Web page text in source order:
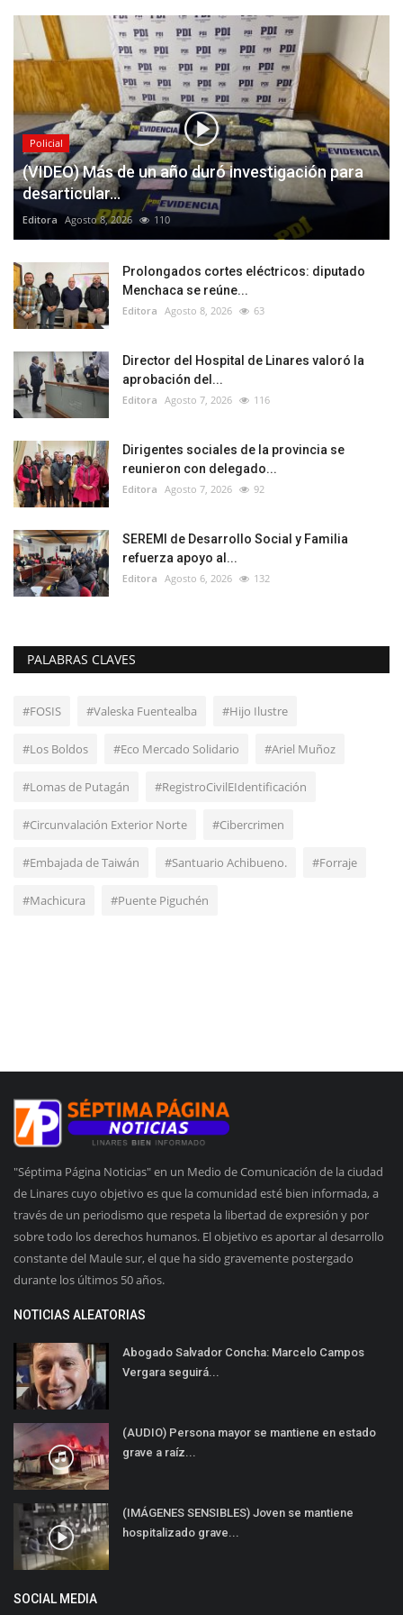
Policial
(VIDEO) Más de un año duró investigación para
desarticular...
Editora Agosto 8, 2026 110
Prolongados cortes eléctricos: diputado
Menchaca se reúne...
Editora Agosto 8, 2026 63
Director del Hospital de Linares valoró la
aprobación del...
Editora Agosto 7, 2026 116
Dirigentes sociales de la provincia se
reunieron con delegado...
Editora Agosto 7, 2026 92
SEREMI de Desarrollo Social y Familia
refuerza apoyo al...
Editora Agosto 6, 2026 132
PALABRAS CLAVES
#FOSIS #Valeska Fuentealba #Hijo Ilustre
#Los Boldos #Eco Mercado Solidario #Ariel Muñoz
#Lomas de Putagán #RegistroCivilEIdentificación
#Circunvalación Exterior Norte #Cibercrimen
#Embajada de Taiwán #Santuario Achibueno. #Forraje
#Machicura #Puente Piguchén
"Séptima Página Noticias" en un Medio de Comunicación de la ciudad
de Linares cuyo objetivo es que la comunidad esté bien informada, a
través de un periodismo que respeta la libertad de expresión y por
sobre todo los derechos humanos. El objetivo es aportar al desarrollo
constante del Maule sur, el que ha sido gravemente postergado
durante los últimos 50 años.
NOTICIAS ALEATORIAS
Abogado Salvador Concha: Marcelo Campos
Vergara seguirá...
(AUDIO) Persona mayor se mantiene en estado
grave a raíz...
(IMÁGENES SENSIBLES) Joven se mantiene
hospitalizado grave...
SOCIAL MEDIA